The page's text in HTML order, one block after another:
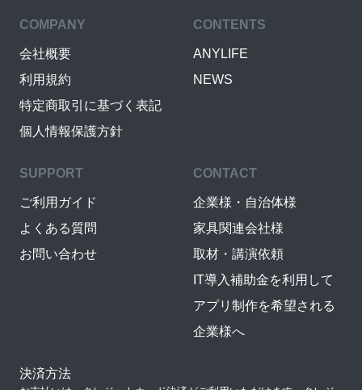
COMPANY
会社概要
利用規約
特定商取引に基づく表記
個人情報保護方針
CONTENTS
ANYLIFE
NEWS
SUPPORT
ご利用ガイド
よくある質問
お問い合わせ
CONTACT
企業様・自治体様
家具関連会社様
取材・講演依頼
IT導入補助金を利用して
アプリ制作を希望される
企業様へ
決済方法